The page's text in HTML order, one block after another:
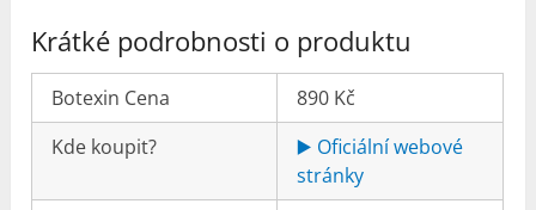
Krátké podrobnosti o produktu
Botexin Cena
890 Kč
Kde koupit?
▶️ Oficiální webové
stránky